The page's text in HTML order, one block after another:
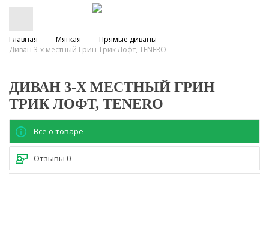
Главная Мягкая
Прямые диваны
Диван 3-х местный Грин Трик Лофт, TENERO
ДИВАН 3-Х МЕСТНЫЙ ГРИН
ТРИК ЛОФТ, TENERO
Все о товаре
Отзывы 0